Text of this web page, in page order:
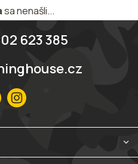
sa nenašli...
623 385